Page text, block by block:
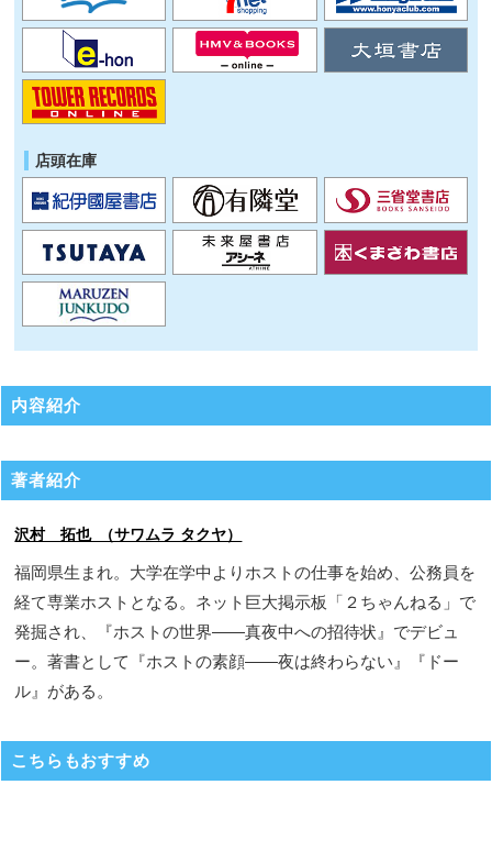
店頭在庫
内容紹介
著者紹介
沢村 拓也 （サワムラ タクヤ）
福岡県生まれ。大学在学中よりホストの仕事を始め、公務員を
経て専業ホストとなる。ネット巨大掲示板「２ちゃんねる」で
発掘され、『ホストの世界――真夜中への招待状』でデビュ
ー。著書として『ホストの素顔――夜は終わらない』『ドー
ル』がある。
こちらもおすすめ